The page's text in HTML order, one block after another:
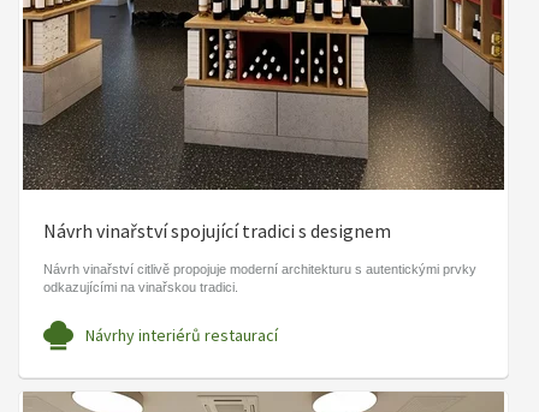
Návrh vinařství spojující tradici s designem
Návrh vinařství citlivě propojuje moderní architekturu s autentickými prvky
odkazujícími na vinařskou tradici.
Návrhy interiérů restaurací